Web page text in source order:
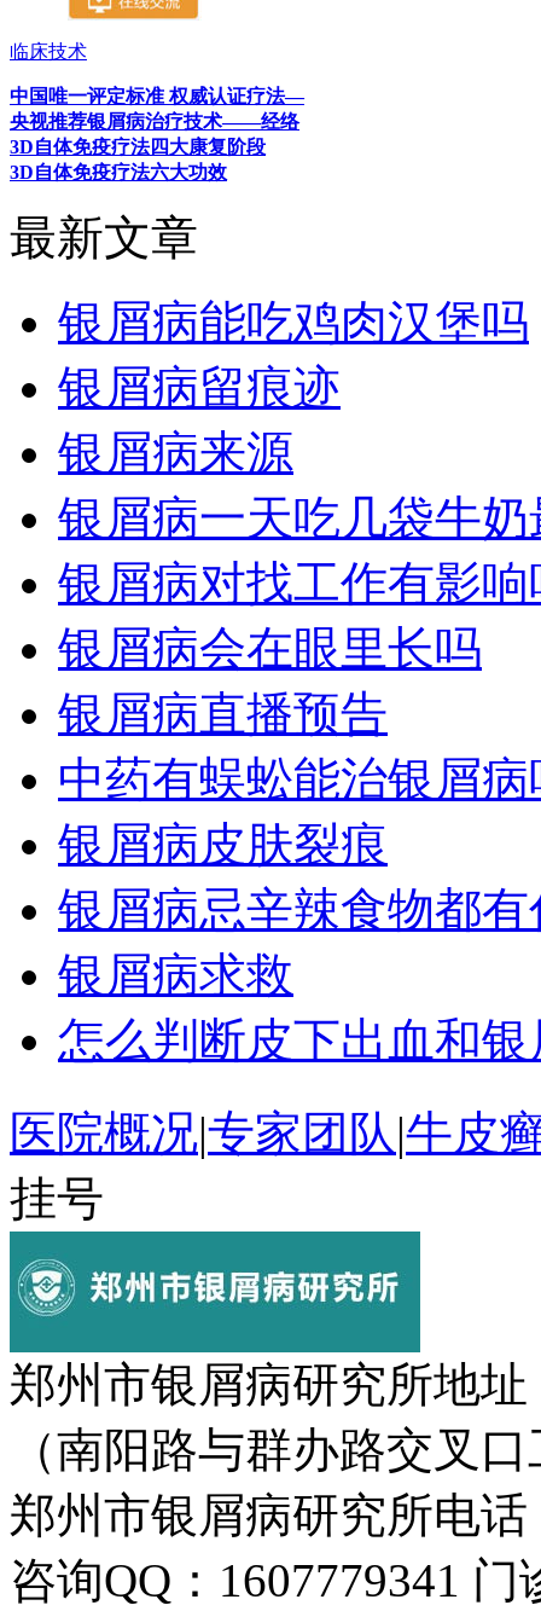
临床技术
中国唯一评定标准 权威认证疗法—
央视推荐银屑病治疗技术——经络
3D自体免疫疗法四大康复阶段
3D自体免疫疗法六大功效
最新文章
银屑病能吃鸡肉汉堡吗
银屑病留痕迹
银屑病来源
银屑病一天吃几袋牛奶
银屑病对找工作有影响
银屑病会在眼里长吗
银屑病直播预告
中药有蜈蚣能治银屑病
银屑病皮肤裂痕
银屑病忌辛辣食物都有
银屑病求救
怎么判断皮下出血和银
医院概况|专家团队 |牛皮
挂号
郑州市银屑病研究所地
（南阳路与群办路交叉
郑州市银屑病研究所电话
咨询QQ：1607779341